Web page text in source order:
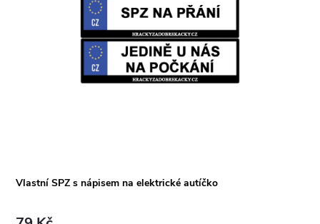
Vlastní SPZ s nápisem na elektrické autíčko